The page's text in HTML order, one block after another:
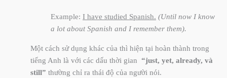
Example: I have studied Spanish. (Until now I know
a lot about Spanish and I remember them).
Một cách sử dụng khác của thì hiện tại hoàn thành trong
tiếng Anh là với các dấu thời gian “just, yet, already, và
still” thường chỉ ra thái độ của người nói.